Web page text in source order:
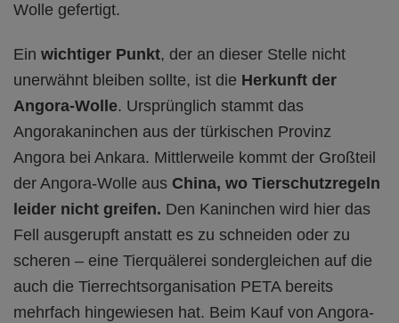
Wolle gefertigt.
Ein wichtiger Punkt, der an dieser Stelle nicht
unerwähnt bleiben sollte, ist die Herkunft der
Angora-Wolle. Ursprünglich stammt das
Angorakaninchen aus der türkischen Provinz
Angora bei Ankara. Mittlerweile kommt der Großteil
der Angora-Wolle aus China, wo Tierschutzregeln
leider nicht greifen. Den Kaninchen wird hier das
Fell ausgerupft anstatt es zu schneiden oder zu
scheren – eine Tierquälerei sondergleichen auf die
auch die Tierrechtsorganisation PETA bereits
mehrfach hingewiesen hat. Beim Kauf von Angora-